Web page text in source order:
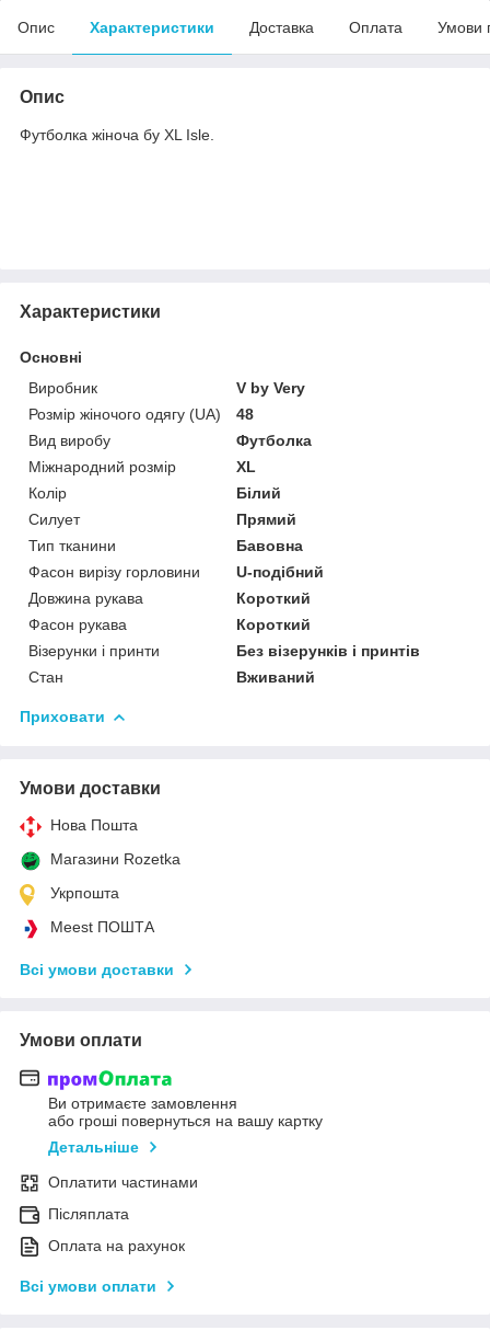
Опис Характеристики Доставка Оплата Умови
Опис
Футболка жіноча бу XL Isle.
Характеристики
Основні
Виробник
V by Very
Розмір жіночого одягу (UA)
48
Вид виробу
Футболка
Міжнародний розмір
XL
Колір
Білий
Силует
Прямий
Тип тканини
Бавовна
Фасон вирізу горловини
U-подібний
Довжина рукава
Короткий
Фасон рукава
Короткий
Візерунки і принти
Без візерунків і принтів
Стан
Вживаний
Приховати
Умови доставки
Нова Пошта
Магазини Rozetka
Укрпошта
Meest ПОШТА
Всі умови доставки
Умови оплати
Ви отримаєте замовлення
або гроші повернуться на вашу картку
Детальніше
Оплатити частинами
Післяплата
Оплата на рахунок
Всі умови оплати